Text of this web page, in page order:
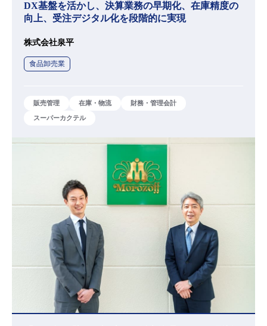
DX基盤を活かし、決算業務の早期化、在庫精度の
向上、受注デジタル化を段階的に実現
株式会社泉平
食品卸売業
販売管理 在庫・物流 財務・管理会計
スーパーカクテル